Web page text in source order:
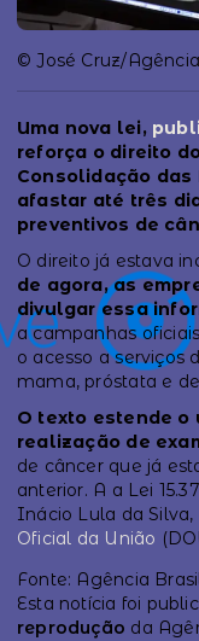
© José Cruz/
Uma nova lei,
reforça o direito
Consolidação das
afastar até três
preventivos de
O direito já estava
de agora, as
divulgar essa
a campanhas
o acesso a serviços
mama, próstata e
O texto estende o
realização de
de câncer que já
anterior. A a Lei
Inácio Lula da Silva,
Oficial da União
Fonte: Agência
Esta notícia foi
reprodução da